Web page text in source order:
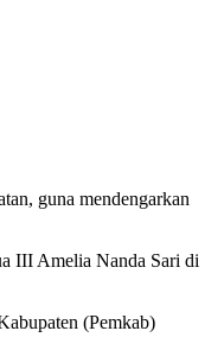
guna mendengarkan
III Amelia Nanda Sari di
(Pemkab)